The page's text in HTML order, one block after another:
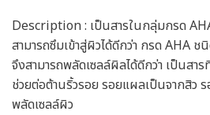
Description : เป็นสารในกลุ่มกรด
สามารถซึมเข้าสู่ผิวได้ดีกว่า กรด AHA
จึงสามารถพลัดเซลล์ผิลได้ดีกว่า เป็นส
ช่วยต่อต้านริ้วรอย รอยแผลเป็นจากสิว
พลัดเซลล์ผิว